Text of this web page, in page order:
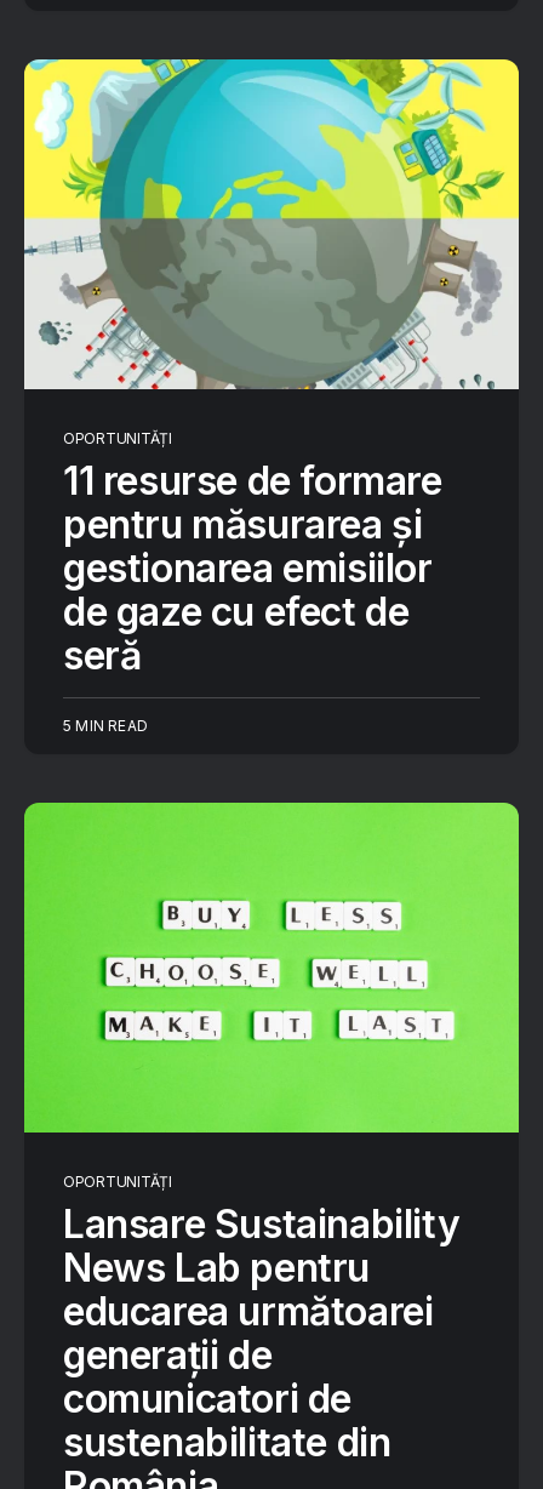
OPORTUNITĂȚI
11 resurse de formare
pentru măsurarea și
gestionarea emisiilor
de gaze cu efect de
seră
5 MIN READ
OPORTUNITĂȚI
Lansare Sustainability
News Lab pentru
educarea următoarei
generații de
comunicatori de
sustenabilitate din